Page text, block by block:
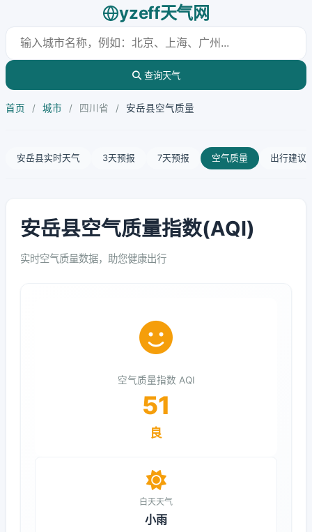
yzeff天气网
查询天气
首页 / 城市 / 四川省 / 安岳县空气质量
安岳县实时天气 3天预报 7天预报 空气质量 出行建议
安岳县空气质量指数(AQI)
实时空气质量数据，助您健康出行
空气质量指数 AQI
51
良
白天天气
小雨